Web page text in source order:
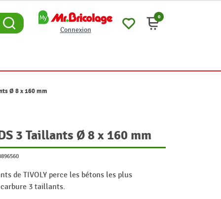
Connexion
0
Ø 8 x 160 mm
3 Taillants Ø 8 x 160 mm
de TIVOLY perce les bétons les plus
3 taillants.